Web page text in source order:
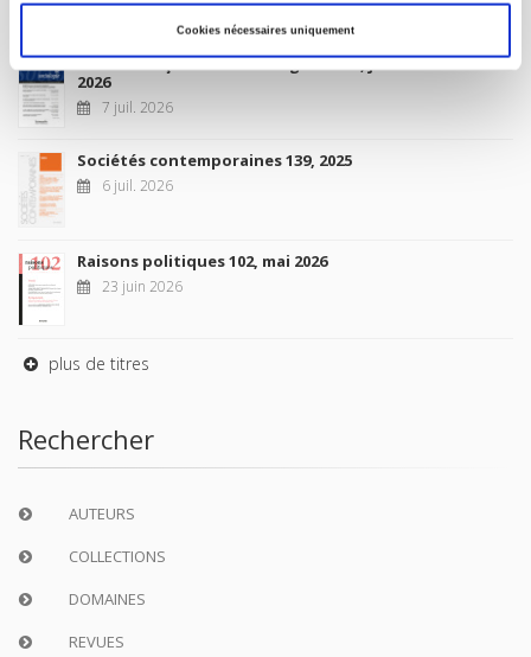
Cookies nécessaires uniquement
10 juil. 2026
Revue française de sociologie 66 3/4, juillet-décembre
2026
7 juil. 2026
Sociétés contemporaines 139, 2025
6 juil. 2026
Raisons politiques 102, mai 2026
23 juin 2026
plus de titres
Rechercher
AUTEURS
COLLECTIONS
DOMAINES
REVUES